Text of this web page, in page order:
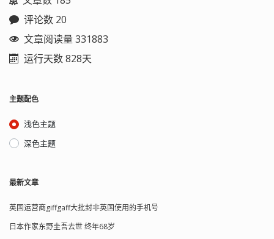
评论数 20
文章阅读量 331883
运行天数 828天
主题配色
浅色主题
深色主题
最新文章
英国运营商giffgaff大批封非英国使用的手机号
日本作家东野圭吾去世 终年68岁